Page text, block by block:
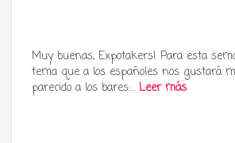
Muy buenas, Expotakers! Para esta
tema que a los españoles nos gustará
parecido a los bares:… Leer más